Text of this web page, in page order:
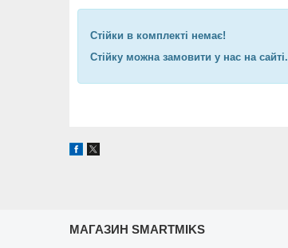
Стійки в комплекті немає!
Стійку можна замовити у нас на сайті.
МАГАЗИН SMARTMIKS